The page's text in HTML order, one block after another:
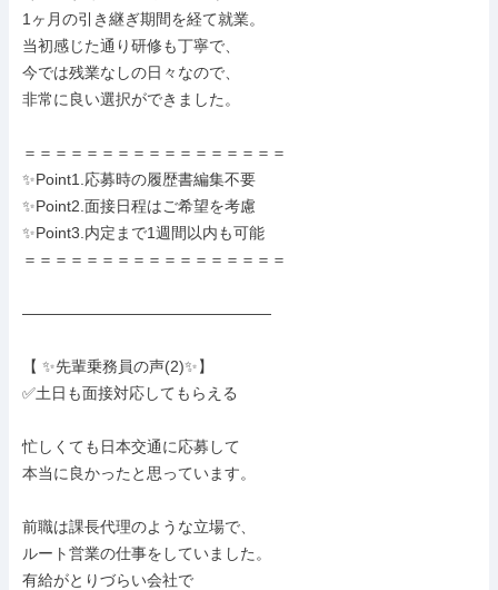
1ヶ月の引き継ぎ期間を経て就業。
当初感じた通り研修も丁寧で、
今では残業なしの日々なので、
非常に良い選択ができました。
＝＝＝＝＝＝＝＝＝＝＝＝＝＝＝＝＝
✨Point1.応募時の履歴書編集不要
✨Point2.面接日程はご希望を考慮
✨Point3.内定まで1週間以内も可能
＝＝＝＝＝＝＝＝＝＝＝＝＝＝＝＝＝
――――――――――――――――
【 ✨先輩乗務員の声(2)✨】
✅土日も面接対応してもらえる
忙しくても日本交通に応募して
本当に良かったと思っています。
前職は課長代理のような立場で、
ルート営業の仕事をしていました。
有給がとりづらい会社で